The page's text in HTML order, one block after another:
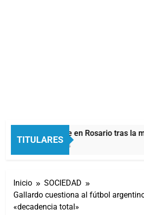
TITULARES
Messi sigue en Rosario tras la
6 Minutos Atrás
Inicio
SOCIEDAD
Gallardo cuestiona al fútbol
«decadencia total»